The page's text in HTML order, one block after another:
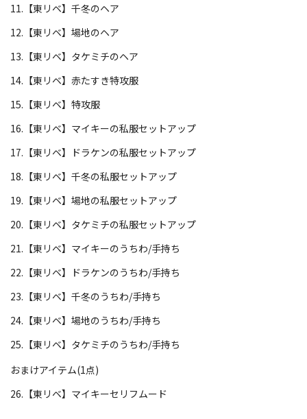
11.【東リベ】千冬のヘア
12.【東リベ】場地のヘア
13.【東リベ】タケミチのヘア
14.【東リベ】赤たすき特攻服
15.【東リベ】特攻服
16.【東リベ】マイキーの私服セットアップ
17.【東リベ】ドラケンの私服セットアップ
18.【東リベ】千冬の私服セットアップ
19.【東リベ】場地の私服セットアップ
20.【東リベ】タケミチの私服セットアップ
21.【東リベ】マイキーのうちわ/手持ち
22.【東リベ】ドラケンのうちわ/手持ち
23.【東リベ】千冬のうちわ/手持ち
24.【東リベ】場地のうちわ/手持ち
25.【東リベ】タケミチのうちわ/手持ち
おまけアイテム(1点)
26.【東リベ】マイキーセリフムード